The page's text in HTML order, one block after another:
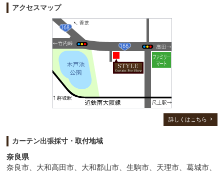
アクセスマップ
詳しくはこちら
カーテン出張採寸・取付地域
奈良県
奈良市、大和高田市、大和郡山市、生駒市、天理市、葛城市、